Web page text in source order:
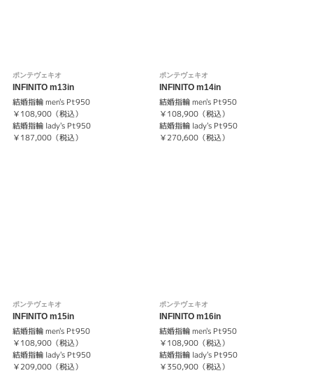
ポンテヴェキオ
INFINITO m13in
結婚指輪 men's Pt950
￥108,900（税込）
結婚指輪 lady's Pt950
￥187,000（税込）
ポンテヴェキオ
INFINITO m14in
結婚指輪 men's Pt950
￥108,900（税込）
結婚指輪 lady's Pt950
￥270,600（税込）
ポンテヴェキオ
INFINITO m15in
結婚指輪 men's Pt950
￥108,900（税込）
結婚指輪 lady's Pt950
￥209,000（税込）
ポンテヴェキオ
INFINITO m16in
結婚指輪 men's Pt950
￥108,900（税込）
結婚指輪 lady's Pt950
￥350,900（税込）